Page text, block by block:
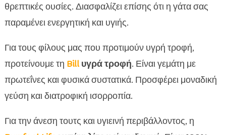
θρεπτικές ουσίες. Διασφαλίζει επίσης ότι η γάτα σας
παραμένει ενεργητική και υγιής.
Για τους φίλους μας που προτιμούν υγρή τροφή,
προτείνουμε τη Billυγρά τροφή. Είναι γεμάτη με
πρωτεΐνες και φυσικά συστατικά. Προσφέρει μοναδική
γεύση και διατροφική ισορροπία.
Για την άνεση τουτς και υγιεινή περιβάλλοντος, η